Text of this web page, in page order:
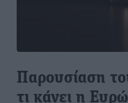
Παρουσίαση
τι κάνει η